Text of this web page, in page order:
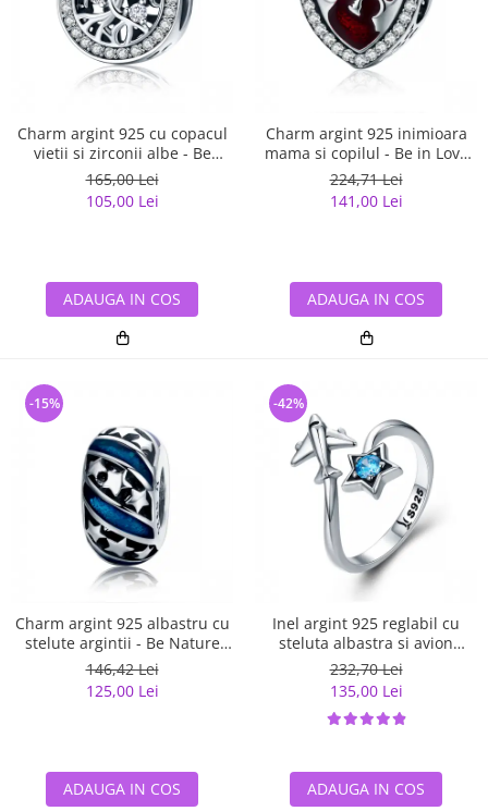
Charm argint 925 cu copacul
vietii si zirconii albe - Be
Nature PST0120
165,00 Lei
105,00 Lei
ADAUGA IN COS
Charm argint 925 inimioara
mama si copilul - Be in Love
PST0122
224,71 Lei
141,00 Lei
ADAUGA IN COS
Charm argint 925 albastru cu
stelute argintii - Be Nature
PST0123
146,42 Lei
125,00 Lei
-15%
ADAUGA IN COS
Inel argint 925 reglabil cu
steluta albastra si avion
argintiu - Be Nature IST0047
232,70 Lei
135,00 Lei
-42%
ADAUGA IN COS